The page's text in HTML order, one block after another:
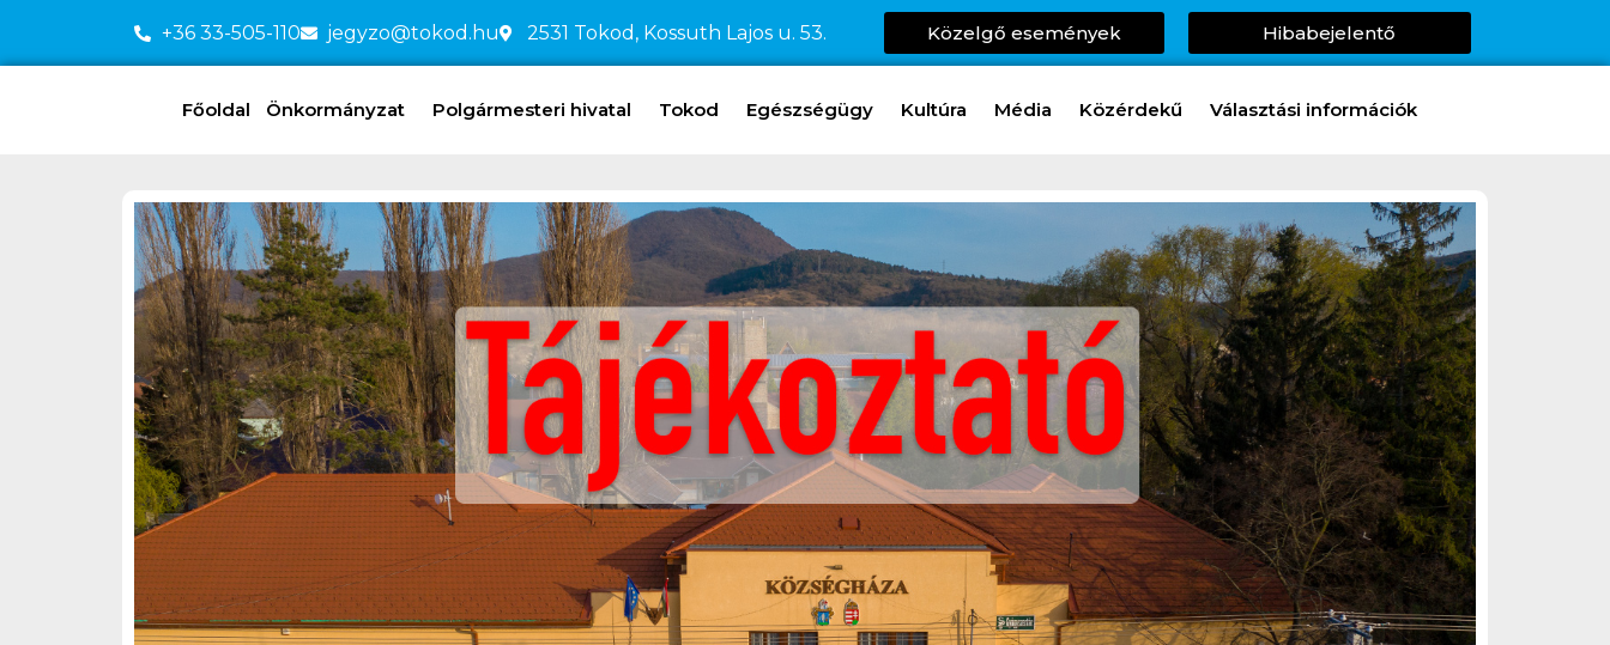
+36 33-505-110 jegyzo@tokod.hu 2531 Tokod, Kossuth Lajos u. 53. Közelgő események Hibabejelentő
Főoldal Önkormányzat Polgármesteri hivatal Tokod Egészségügy Kultúra Média Közérdekű Választási információk